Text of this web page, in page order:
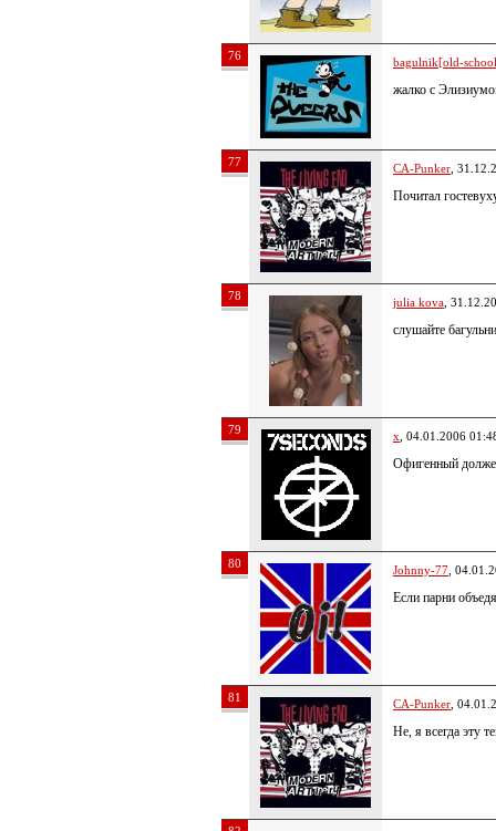
76 bagulnik[old-
жалко с
77 CA-Punker ,
Почитал
78 julia kova ,
слушайте
79 x , 04.01.2006
Офигенный
80 Johnny-77 ,
Если парни
81 CA-Punker ,
Не, я всегда эту